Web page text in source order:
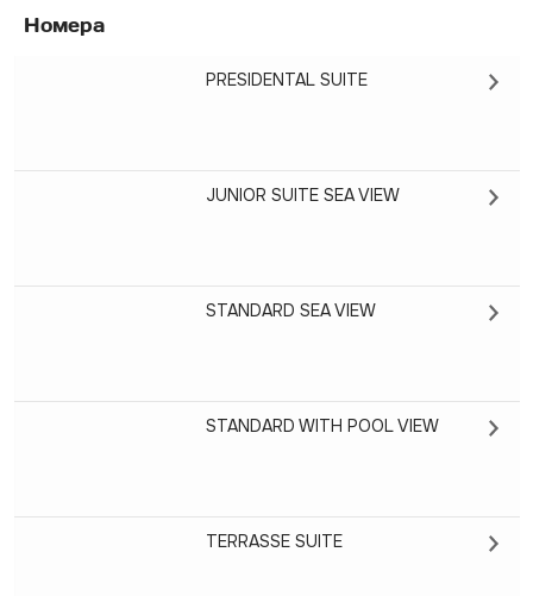
Номера
PRESIDENTAL SUITE
JUNIOR SUITE SEA VIEW
STANDARD SEA VIEW
STANDARD WITH POOL VIEW
TERRASSE SUITE